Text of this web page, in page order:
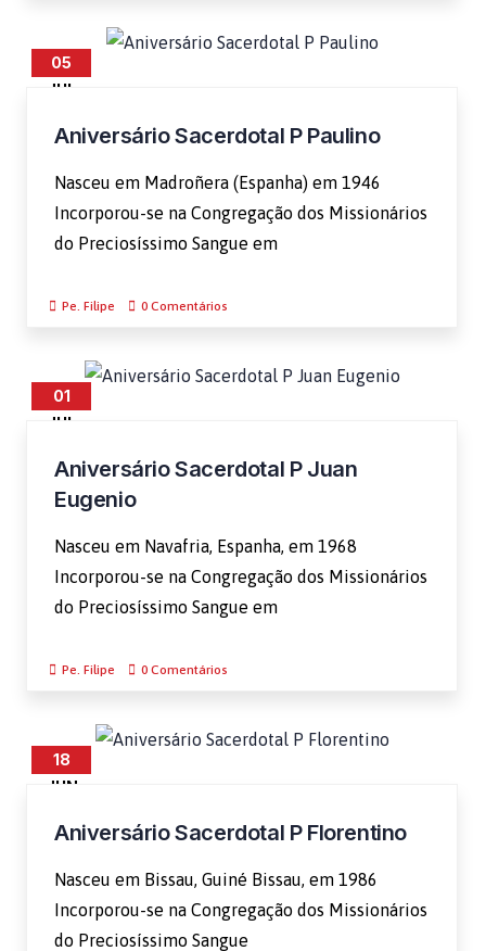
05
JUL
Aniversário Sacerdotal P Paulino
Nasceu em Madroñera (Espanha) em 1946
Incorporou-se na Congregação dos Missionários
do Preciosíssimo Sangue em
Pe. Filipe 0 Comentários
01
JUL
Aniversário Sacerdotal P Juan
Eugenio
Nasceu em Navafria, Espanha, em 1968
Incorporou-se na Congregação dos Missionários
do Preciosíssimo Sangue em
Pe. Filipe 0 Comentários
18
JUN
Aniversário Sacerdotal P Florentino
Nasceu em Bissau, Guiné Bissau, em 1986
Incorporou-se na Congregação dos Missionários
do Preciosíssimo Sangue